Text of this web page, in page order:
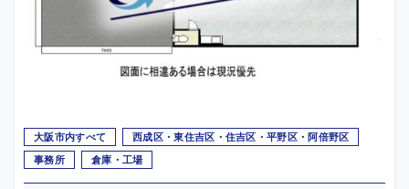
大阪市内すべて 西成区・東住吉区・住吉区・平野区・阿倍野区
事務所 倉庫・工場